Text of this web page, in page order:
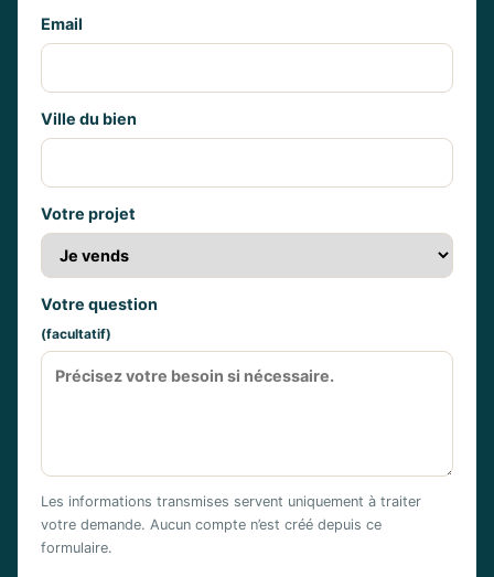
Email
Ville du bien
Votre projet
Votre question
(facultatif)
Les informations transmises servent uniquement à traiter
votre demande. Aucun compte n’est créé depuis ce
formulaire.